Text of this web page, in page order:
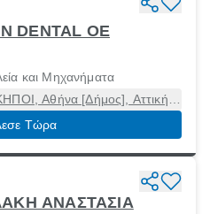
DENTAL ΟΕ
και Μηχανήματα
Αθήνα [Δήμος], Αττική,
11527Τώρα
ΑΝΑΣΤΑΣΙΑ